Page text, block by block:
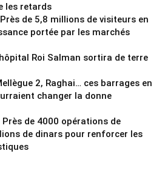
les retards
de 5,8 millions de visiteurs en
portée par les marchés
Roi Salman sortira de terre
2, Raghai… ces barrages en
changer la donne
de 4000 opérations de
de dinars pour renforcer les